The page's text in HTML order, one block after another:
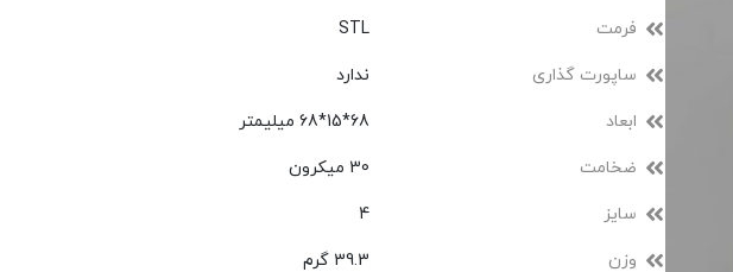
فرمت STL
ساپورت گذاری ندارد
ابعاد 68*15*68 میلیمتر
ضخامت 30 میکرون
سایز 4
وزن 39.3 گرم